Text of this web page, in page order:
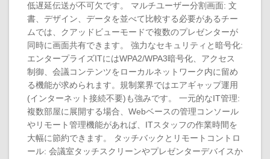
低遅延伝送が不可欠です。 マルチユーザー分割画面: 文
書、デザイン、データを並べて比較する必要があるチー
ムでは、クアッドビューモードで複数のプレゼンターが
同時に画面共有できます。 強力なセキュリティと暗号化:
エンタープライズITにはWPA2/WPA3暗号化、アクセス
制御、会議コンテンツをローカルネットワーク内に留め
る機能が求められます。規制業界ではエアギャップ運用
(インターネット接続不要)も強みです。 一元的なIT管理:
複数部屋に展開する場合、Webベースの管理コンソール
やリモート管理機能があれば、ITスタッフの作業時間を
大幅に節約できます。 タッチバックとリモートコントロ
ール: 会議室タッチスクリーンやプレゼンターデバイスか